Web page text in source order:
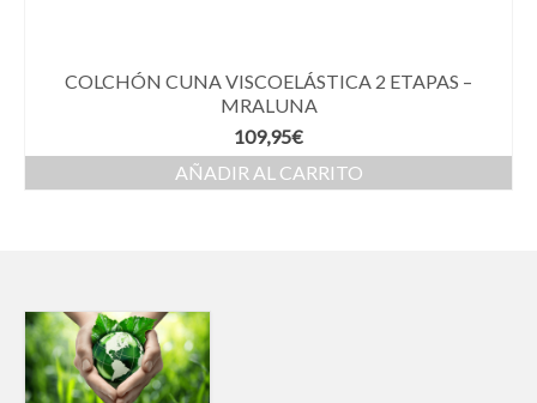
COLCHÓN CUNA VISCOELÁSTICA 2 ETAPAS –
MRALUNA
109,95€
AÑADIR AL CARRITO